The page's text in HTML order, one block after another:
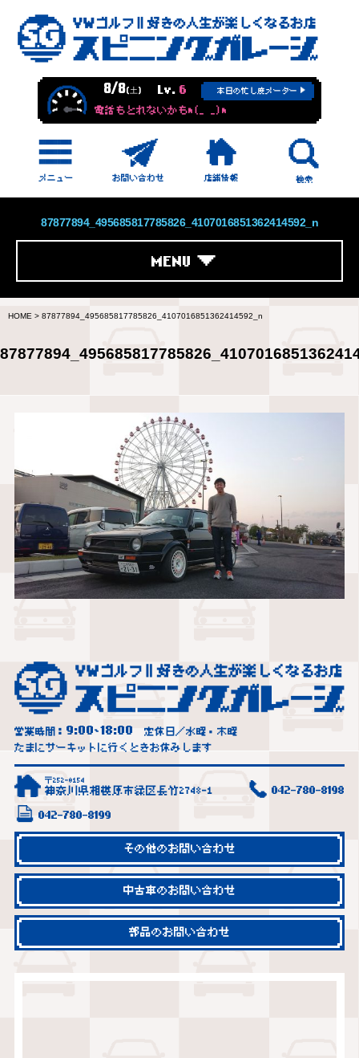
8/8(土) Lv. 6 本日の忙し度メーター
電話もとれないかもm(_ _)m
87877894_495685817785826_4107016851362414592_n
MENU
HOME > 87877894_495685817785826_4107016851362414592_n
営業時間： 9:00~18:00
定休日／水曜・木曜
たまにサーキットに行くときお休みします
〒252-0154
神奈川県相模原市緑区長竹2748-1 042-780-8198
042-780-8199
その他のお問い合わせ
中古車のお問い合わせ
部品のお問い合わせ